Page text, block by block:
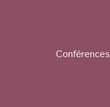
Conférences